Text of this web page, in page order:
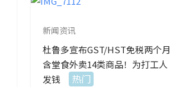
新闻资讯
杜鲁多宣布GST/HST免税两个月
含堂食外卖14类商品！为打工人
发钱
热门